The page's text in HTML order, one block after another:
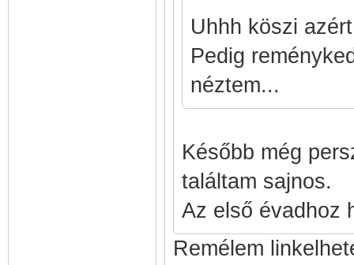
Uhhh köszi
Pedig
néztem...
Később még
találtam sajnos.
Az első évadhoz
Remélem